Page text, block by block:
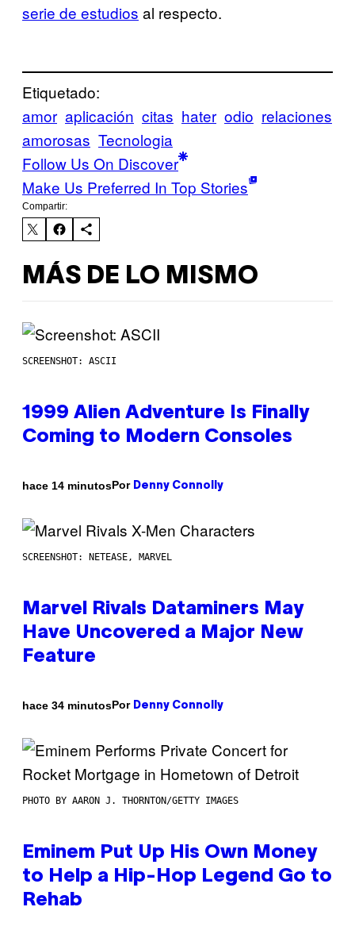
serie de estudios al respecto.
Etiquetado:
amor aplicación citas hater odio relaciones
amorosas Tecnologia
Follow Us On Discover
Make Us Preferred In Top Stories
Compartir:
MÁS DE LO MISMO
SCREENSHOT: ASCII
1999 Alien Adventure Is Finally
Coming to Modern Consoles
hace 14 minutosPor Denny Connolly
SCREENSHOT: NETEASE, MARVEL
Marvel Rivals Dataminers May
Have Uncovered a Major New
Feature
hace 34 minutosPor Denny Connolly
PHOTO BY AARON J. THORNTON/GETTY IMAGES
Eminem Put Up His Own Money
to Help a Hip-Hop Legend Go to
Rehab